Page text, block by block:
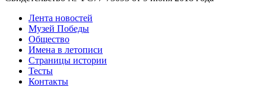
Лента новостей
Музей Победы
Общество
Имена в летописи
Страницы истории
Тесты
Контакты